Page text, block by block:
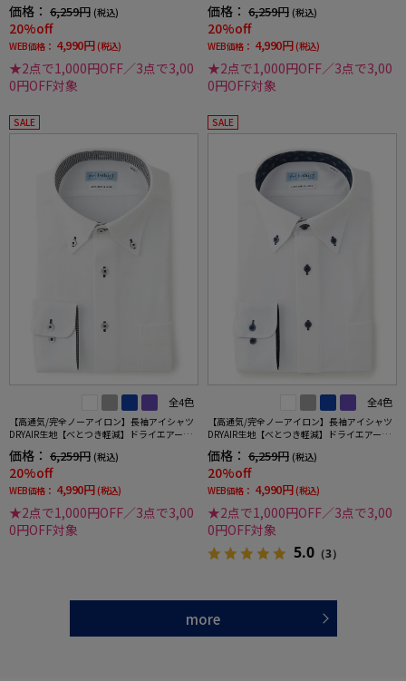
価格： 6,259円 (税込)
20%off
WEB価格： 4,990円 (税込)
★2点で1,000円OFF／3点で3,00
0円OFF対象
価格： 6,259円 (税込)
20%off
WEB価格： 4,990円 (税込)
★2点で1,000円OFF／3点で3,00
0円OFF対象
SALE
全4色
【高通気/完全ノーアイロン】長袖アイシャツ
DRYAIR生地【べとつき軽減】ドライエアー刺
トレッチ防汚効果吸汗速乾ワイシャツ春夏
価格： 6,259円 (税込)
20%off
WEB価格： 4,990円 (税込)
★2点で1,000円OFF／3点で3,00
0円OFF対象
SALE
全4色
【高通気/完全ノーアイロン】長袖アイシャツ
DRYAIR生地【べとつき軽減】ドライエアーチ
トレッチ防汚効果吸汗速乾ワイシャツ春夏
価格： 6,259円 (税込)
20%off
WEB価格： 4,990円 (税込)
★2点で1,000円OFF／3点で3,00
0円OFF対象
5.0 （3）
more